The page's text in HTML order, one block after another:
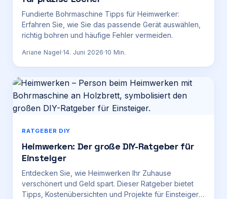
Fundierte Bohrmaschine Tipps für Heimwerker:
Erfahren Sie, wie Sie das passende Gerät auswählen,
richtig bohren und häufige Fehler vermeiden.
Ariane Nagel·14. Juni 2026·10 Min.
RATGEBER DIY
Heimwerken: Der große DIY-Ratgeber für
Einsteiger
Entdecken Sie, wie Heimwerken Ihr Zuhause
verschönert und Geld spart. Dieser Ratgeber bietet
Tipps, Kostenübersichten und Projekte für Einsteiger,